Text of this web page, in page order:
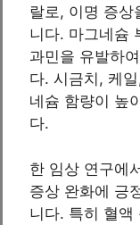
랄로, 이명 증상
니다. 마그네슘
과민을 유발하
다. 시금치, 케
네슘 함량이 높
다.
한 임상 연구에
증상 완화에 긍
니다. 특히 혈액